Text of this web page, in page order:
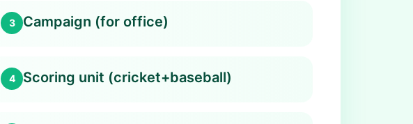
3 Campaign (for office)
4 Scoring unit (cricket+baseball)